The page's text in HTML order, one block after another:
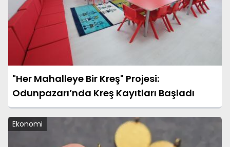
"Her Mahalleye Bir Kreş" Projesi:
Odunpazarı’nda Kreş Kayıtları Başladı
Ekonomi